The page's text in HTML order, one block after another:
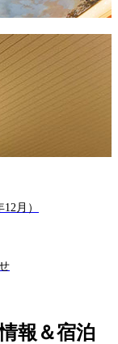
月）
報＆宿泊